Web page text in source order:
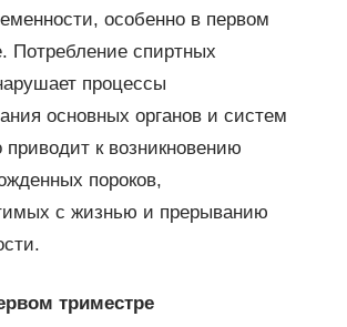
особенно в первом
Потребление спиртных
процессы
основных органов и систем
приводит к возникновению
пороков,
с жизнью и прерыванию
триместре